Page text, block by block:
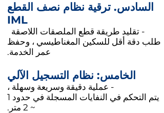
السادس. ترقية نظام نصف القطع
IML
- تقليد طريقة قطع الملصقات اللاصقة
طلب دقة أقل للسكين المغناطيسي ، وحفظ
عمر الخدمة.
الخامس: نظام التسجيل الآلي
- عملية دقيقة وسريعة وسهلة ،
يتم التحكم في النفايات المسجلة في حدود 1
~ 2 متر.